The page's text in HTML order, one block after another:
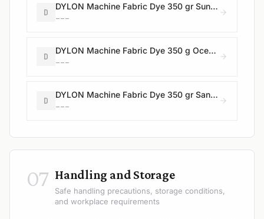
D
DYLON Machine Fabric Dye 350 gr Sunflower Yellow
---
D
DYLON Machine Fabric Dye 350 g Ocean Blue
---
D
DYLON Machine Fabric Dye 350 gr Sandy Beige/Pebble Beige
---
07 Handling and Storage
Safe handling precautions, storage conditions,
and workplace requirements